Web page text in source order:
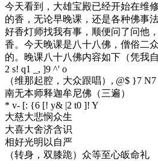
今天看到，大雄宝殿已经开始在维
的香，无论早晚课，还是各种佛事
好香灯师找我有事，顺便问了问他
香。今天晚课是八十八佛，僧俗二
的。晚课八十八佛内容如下（凭我
2 s! q1 _, ]9 ^' o
（维那起腔，大众跟唱） , @$ }7
南无本师释迦牟尼佛（三遍）
* v- [: {6 [! y& |2 t0 ]! Y
大慈大悲悯众生
大喜大舍济含识
相好光明以自严
（转身，双膝跪）众等至心皈命礼